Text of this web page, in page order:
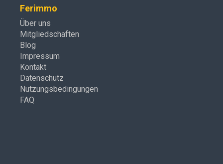
Ferimmo
Über uns
Mitgliedschaften
Blog
Impressum
Kontakt
Datenschutz
Nutzungsbedingungen
FAQ